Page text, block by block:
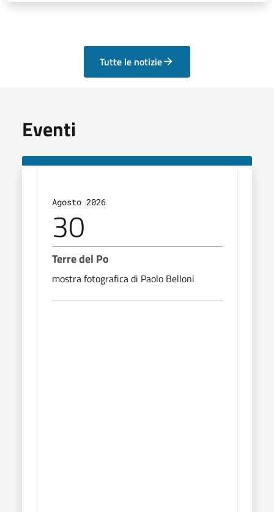
Tutte le notizie
Eventi
Agosto 2026
30
Terre del Po
mostra fotografica di Paolo Belloni